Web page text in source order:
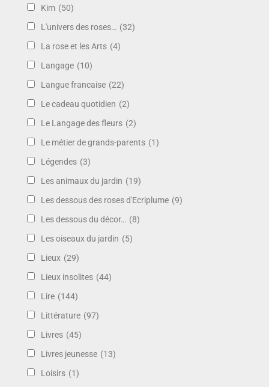
Kim (50)
L'univers des roses… (32)
La rose et les Arts (4)
Langage (10)
Langue francaise (22)
Le cadeau quotidien (2)
Le Langage des fleurs (2)
Le métier de grands-parents (1)
Légendes (3)
Les animaux du jardin (19)
Les dessous des roses d'Ecriplume (9)
Les dessous du décor… (8)
Les oiseaux du jardin (5)
Lieux (29)
Lieux insolites (44)
Lire (144)
Littérature (97)
Livres (45)
Livres jeunesse (13)
Loisirs (1)